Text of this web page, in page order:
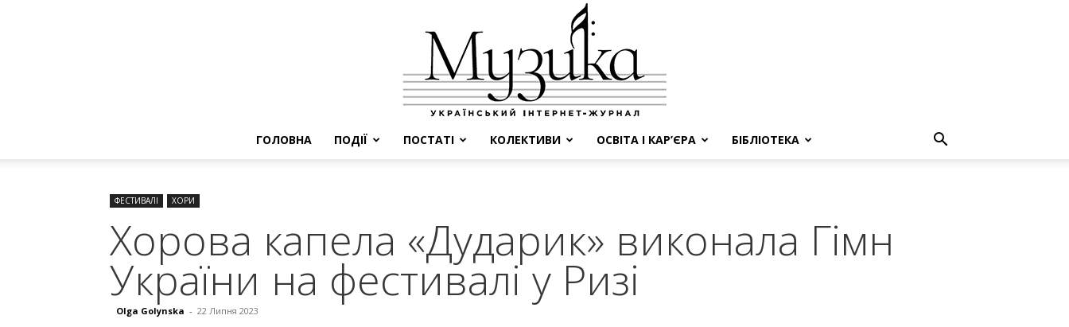
ГОЛОВНА ПОДІЇ ПОСТАТІ КОЛЕКТИВИ ОСВІТА І КАР’ЄРА БІБЛІОТЕКА
ФЕСТИВАЛІ ХОРИ
Хорова капела «Дударик» виконала Гімн
України на фестивалі у Ризі
Olga Golynska - 22 Липня 2023